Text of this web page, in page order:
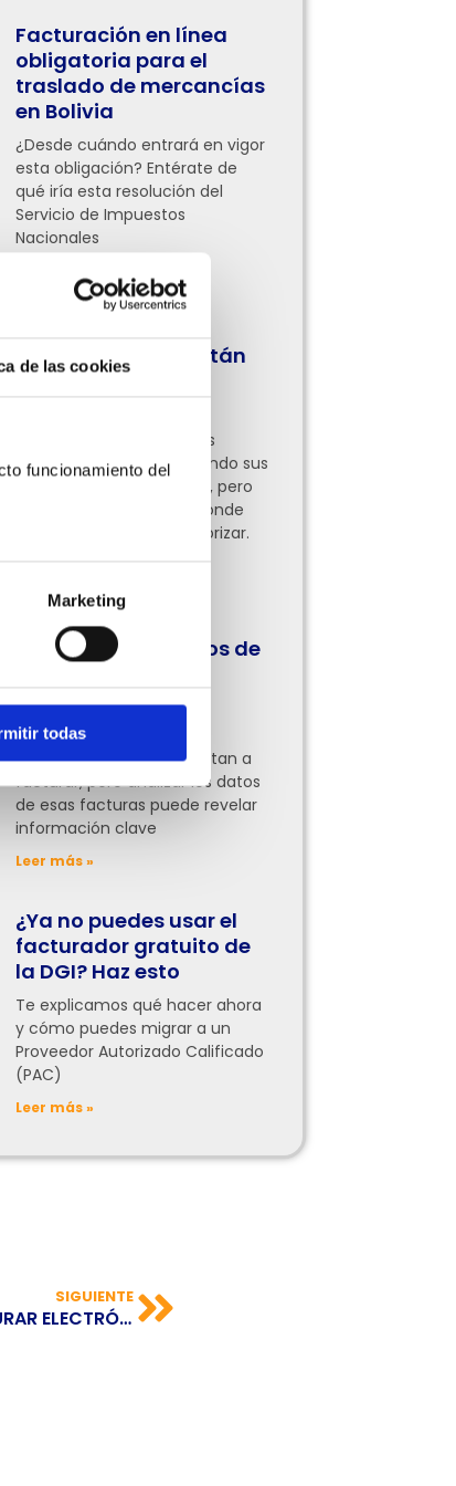
de las cookies
funcionamiento del
Marketing
todas
Facturación en línea
obligatoria para el
traslado de mercancías
en Bolivia
¿Desde cuándo entrará en vigor
esta obligación? Entérate de
qué iría esta resolución del
Servicio de Impuestos
Nacionales
¿Qué procesos
administrativos están
digitalizando las
empresas hoy?
Ahora empresas de todas
partes ya están digitalizando sus
procesos administrativos, pero
pocas tienen claro por dónde
empezar o qué áreas priorizar.
Aquí te lo contamos
Cómo usar los datos de
entender mejor tu
negocio
Muchas empresas se limitan a
facturar, pero analizar los datos
de esas facturas puede revelar
información clave
Leer más »
¿Ya no puedes usar el
facturador gratuito de
la DGI? Haz esto
Te explicamos qué hacer ahora
y cómo puedes migrar a un
Proveedor Autorizado Calificado
(PAC)
Leer más »
SIGUIENTE
CUÁLES SON LAS CONDICIONES PARA FACTURAR ELECTRÓNICAMENTE EN COSTA RICA